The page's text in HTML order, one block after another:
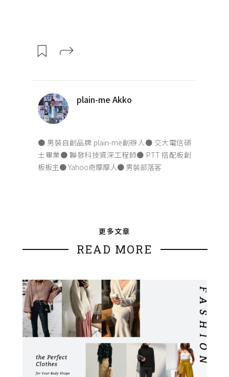
plain-me Akko
● 男裝自創品牌 plain-me創辦人● 交大電信碩
士畢業● 聯發科技資深工程師● PTT 搭配板創
板板主● Yahoo奇摩摩人● 男裝部落客
更多文章
READ MORE